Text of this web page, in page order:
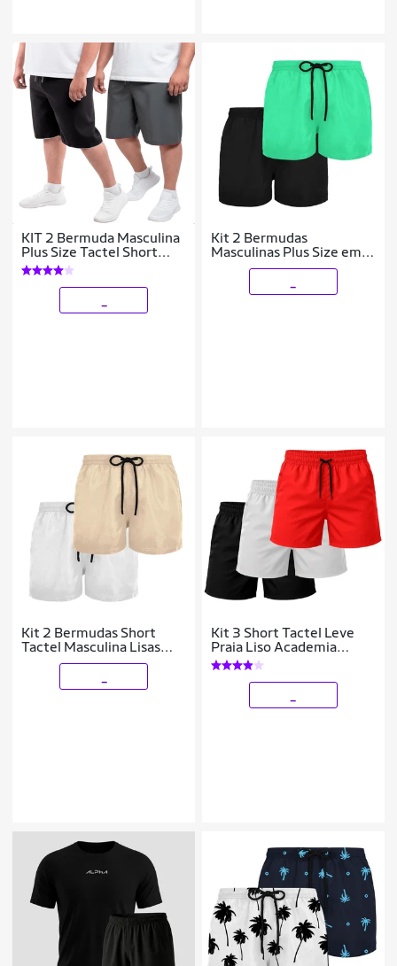
KIT 2 Bermuda Masculina
Plus Size Tactel Short
Liso Esporte Praia
Kit 2 Bermudas
Masculinas Plus Size em
Tactel com Conforto e
Kit 2 Bermudas Short
Tactel Masculina Lisas
com Bolsos e Ajuste na
Kit 3 Short Tactel Leve
Praia Liso Academia
Bermuda Masculina